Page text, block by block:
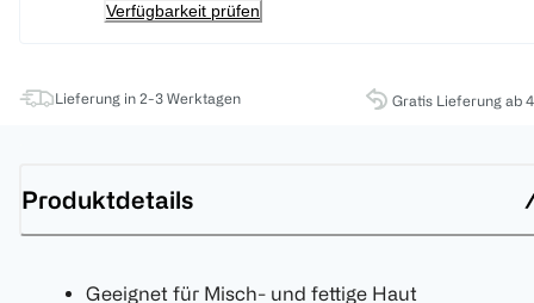
Verfügbarkeit prüfen
Lieferung in 2-3 Werktagen Gratis Lieferung ab
Produktdetails
Geeignet für Misch- und fettige Haut